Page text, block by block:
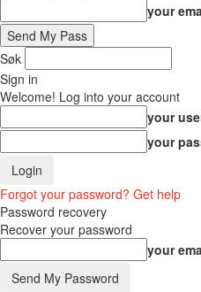
your
Søk
Sign in
Welcome! Log into your account
your
your
Forgot your password? Get help
Password recovery
Recover your password
your